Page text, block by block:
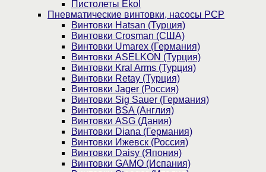
Пистолеты Ekol
Пневматические винтовки, насосы PCP
Винтовки Hatsan (Турция)
Винтовки Crosman (США)
Винтовки Umarex (Германия)
Винтовки ASELKON (Турция)
Винтовки Kral Arms (Турция)
Винтовки Retay (Турция)
Винтовки Jager (Россия)
Винтовки Sig Sauer (Германия)
Винтовки BSA (Англия)
Винтовки ASG (Дания)
Винтовки Diana (Германия)
Винтовки Ижевск (Россия)
Винтовки Daisy (Япония)
Винтовки GAMO (Испания)